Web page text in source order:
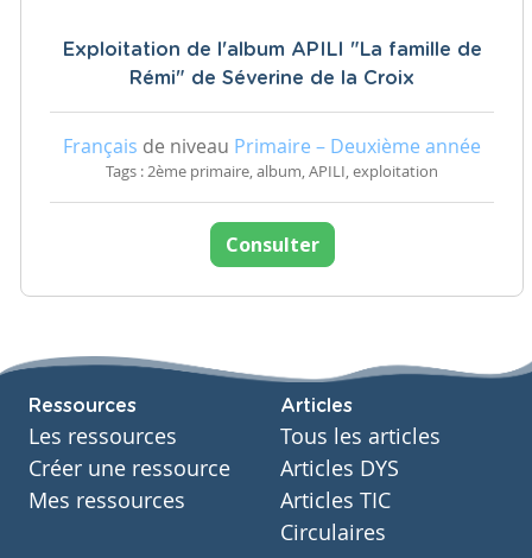
Exploitation de l'album APILI "La famille de
Rémi" de Séverine de la Croix
Français de niveau Primaire – Deuxième année
Tags : 2ème primaire, album, APILI, exploitation
Consulter
Ressources
Les ressources
Créer une ressource
Mes ressources
Articles
Tous les articles
Articles DYS
Articles TIC
Circulaires